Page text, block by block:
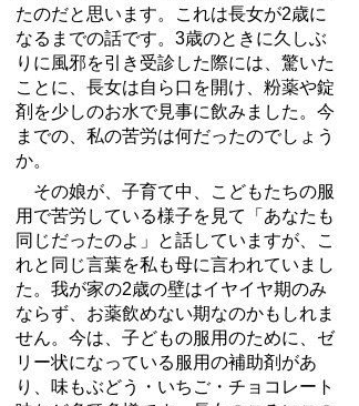
たのだと思います。これは長女が2歳に
なるまでの話です。3歳のときに久しぶ
りに風邪を引き受診した際には、驚いた
ことに、長女は自ら口を開け、粉薬や錠
剤を少しのお水で見事に飲みました。今
までの、私の苦労は何だったのでしょう
か。
その娘が、子育て中、こどもたちの服
用で苦労している様子を見て「あなたも
同じだったのよ」と話していますが、こ
れと同じ言葉を私も母に言われていまし
た。我が家の2歳の壁はイヤイヤ期のみ
ならず、お薬飲めない期なのかもしれま
せん。今は、子どもの服用のために、ゼ
リー状になっている服用の補助剤があ
り、味もぶどう・いちご・チョコレート